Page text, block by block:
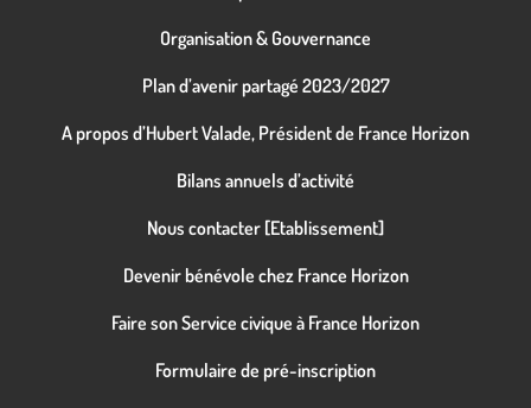
Organisation & Gouvernance
Plan d’avenir partagé 2023/2027
A propos d’Hubert Valade, Président de France Horizon
Bilans annuels d’activité
Nous contacter [Etablissement]
Devenir bénévole chez France Horizon
Faire son Service civique à France Horizon
Formulaire de pré-inscription